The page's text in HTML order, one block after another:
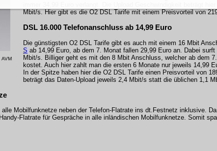
AVM
Mbit/s. Hier gibt es die O2 DSL Tarife mit einem Preisvorteil von
DSL 16.000 Telefonanschluss ab 14,99 Euro
Die günstigsten O2 DSL Tarife gibt es auch mit einem 16 Mbit
S ab 14,99 Euro, ab dem 7. Monat fallen 29,99 Euro an. Dabei
Mbit/s. Billiger geht es mit den 8 Mbit Anschluss, welcher ab dem
kostet. Auch hier zahlt man die ersten 6 Monate nur jeweils 14,99
In der Spitze haben hier die O2 DSL Tarife einen Preisvorteil von
beträgt das Daten-Upload jeweils 2,4 Mbit/s statt die üblichen 1,1
Mobilfunknetze neben der Telefon-Flatrate ins dt.Festnetz inklusive.
Flatrate für Gespräche in alle inländischen Mobilfunknetze. Somit